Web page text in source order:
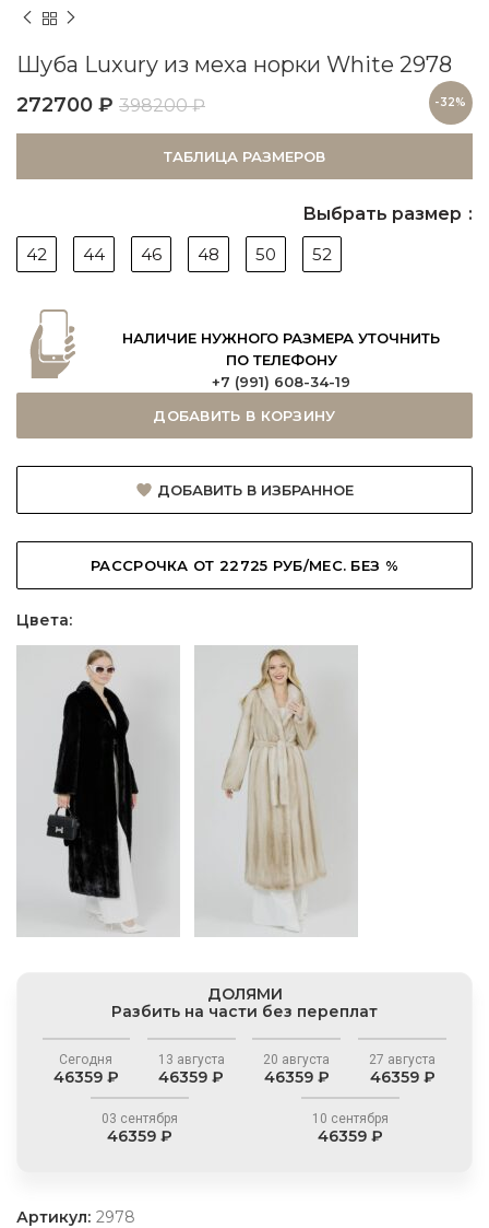
Шуба Luxury из меха норки White 2978
272700 ₽ 398200₽ -32%
ТАБЛИЦА РАЗМЕРОВ
Выбрать размер
42
44 46 48 50 52
НАЛИЧИЕ НУЖНОГО РАЗМЕРА УТОЧНИТЬ
ПО ТЕЛЕФОНУ
+7 (991) 608-34-19
ДОБАВИТЬ В КОРЗИНУ
ДОБАВИТЬ В ИЗБРАННОЕ
РАССРОЧКА ОТ 22725 РУБ/МЕС. БЕЗ %
Цвета:
ДОЛЯМИ
Разбить на части без переплат
Сегодня
46359 ₽
13 августа
46359 ₽
20 августа
46359 ₽
27 августа
46359 ₽
03 сентября
46359 ₽
10 сентября
46359 ₽
Артикул: 2978